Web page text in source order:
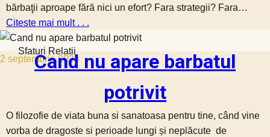
bărbaţii aproape fără nici un efort? Fara strategii? Fara…
Citeste mai mult . . .
2 septembrie 2024
Sfaturi Relatii
Cand nu apare barbatul
potrivit
O filozofie de viata buna si sanatoasa pentru tine, când vine
vorba de dragoste si perioade lungi și neplăcute de